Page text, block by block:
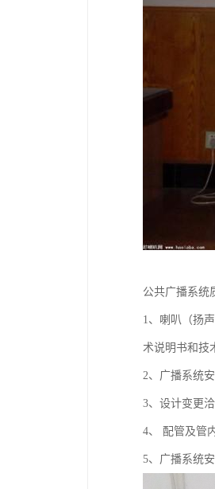
公共广播系统
1、喇叭（扬
术说明书和技
2、广播系统
3、设计变更
4、 配管及管
5、广播系统